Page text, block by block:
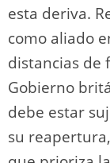
esta deriva.
como aliado
distancias de
Gobierno
debe estar
su